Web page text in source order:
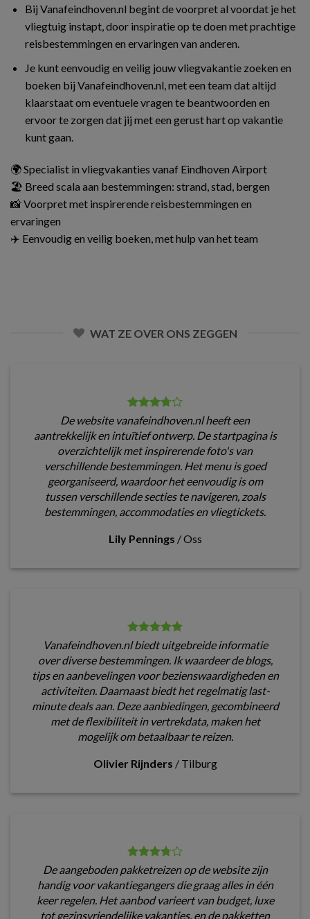
Bij Vanafeindhoven.nl begint de voorpret al voordat je het
vliegtuig instapt, door inspiratie op te doen met prachtige
reisbestemmingen en ervaringen van anderen.
Je kunt eenvoudig en veilig jouw vliegvakantie zoeken en
boeken bij Vanafeindhoven.nl, met een team dat altijd
klaarstaat om eventuele vragen te beantwoorden en
ervoor te zorgen dat jij met een gerust hart op vakantie
kunt gaan.
🌍 Specialist in vliegvakanties vanaf Eindhoven Airport
🏖️ Breed scala aan bestemmingen: strand, stad, bergen
📸 Voorpret met inspirerende reisbestemmingen en
ervaringen
✈️ Eenvoudig en veilig boeken, met hulp van het team
WAT ZE OVER ONS ZEGGEN
De website vanafeindhoven.nl heeft een
aantrekkelijk en intuïtief ontwerp. De startpagina is
overzichtelijk met inspirerende foto's van
verschillende bestemmingen. Het menu is goed
georganiseerd, waardoor het eenvoudig is om
tussen verschillende secties te navigeren, zoals
bestemmingen, accommodaties en vliegtickets.
Lily Pennings /Oss
Vanafeindhoven.nl biedt uitgebreide informatie
over diverse bestemmingen. Ik waardeer de blogs,
tips en aanbevelingen voor bezienswaardigheden en
activiteiten. Daarnaast biedt het regelmatig last-
minute deals aan. Deze aanbiedingen, gecombineerd
met de flexibiliteit in vertrekdata, maken het
mogelijk om betaalbaar te reizen.
Olivier Rijnders / Tilburg
De aangeboden pakketreizen op de website zijn
handig voor vakantiegangers die graag alles in één
keer regelen. Het aanbod varieert van budget, luxe
tot gezinsvriendelijke vakanties, en de pakketten